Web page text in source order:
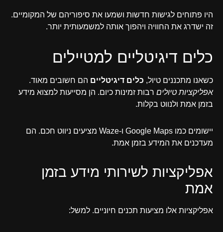
היו פתוחים לגישות חדשות ושמעו את סיפוריהם של המקומיים.
זה ישדרג את החוויה ויהפוך אותה למשמעותית יותר.
כלים דיגיטליים למטיילים
כשאנו מתכננים טיול, כלים דיגיטליים הם חשובים מאוד.
אפליקציות טיולים רבות זמינות כיום. הן מסייעות למצוא מידע
בזמן אמת ולנווט בקלות.
יישומים כמו Google Maps ו-Waze מציעים ניווט חכם. הם
מעדכנים את המידע בזמן אמת.
אפליקציות לשירותי מידע בזמן
אמת
אפליקציות אלו מציעות תכנים חיוניים. למשל: